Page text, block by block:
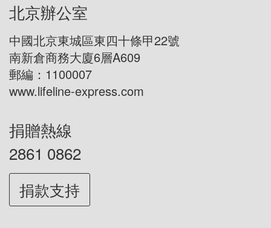
北京辦公室
中國北京東城區東四十條甲22號
南新倉商務大廈6層A609
郵編：1100007
www.lifeline-express.com
捐贈熱線
2861 0862
捐款支持